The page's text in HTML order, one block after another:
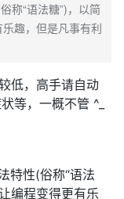
称“语法糖”)，以简
趣，但是凡事有利
低，高手请自动
等，一概不管 ^_
特性(俗称“语法
编程变得更有乐